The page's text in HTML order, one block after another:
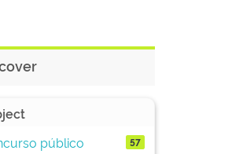
público
57